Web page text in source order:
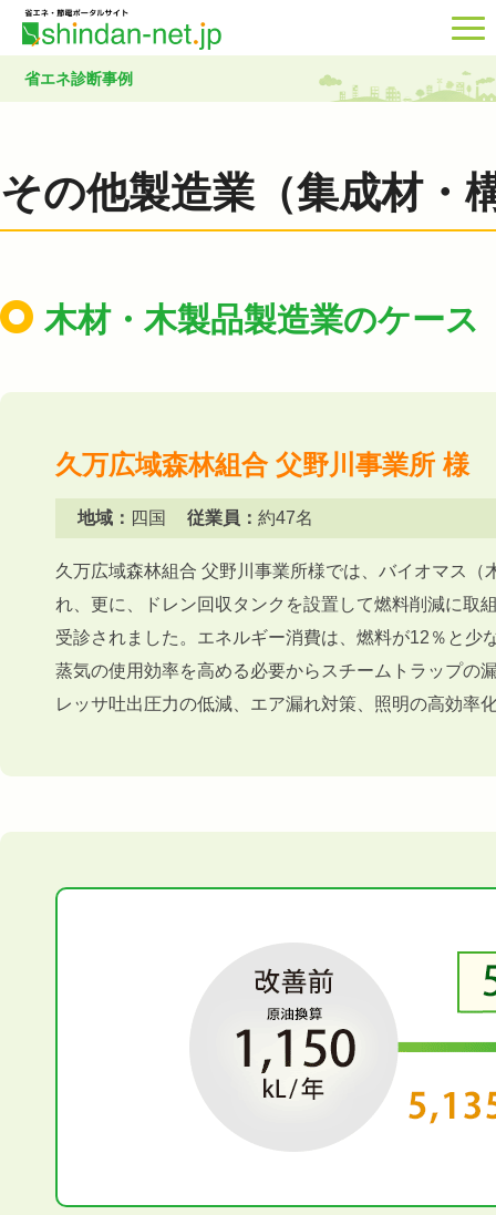
省エネ診断事例
その他製造業（集成材・
木材・木製品製造業のケース
久万広域森林組合 父野川事業所 様
地域： 四国 従業員： 約47名
久万広域森林組合 父野川事業所様では、バイオマス
れ、更に、ドレン回収タンクを設置して燃料削減に取
受診されました。エネルギー消費は、燃料が12％と
蒸気の使用効率を高める必要からスチームトラップの
レッサ吐出圧力の低減、エア漏れ対策、照明の高効率